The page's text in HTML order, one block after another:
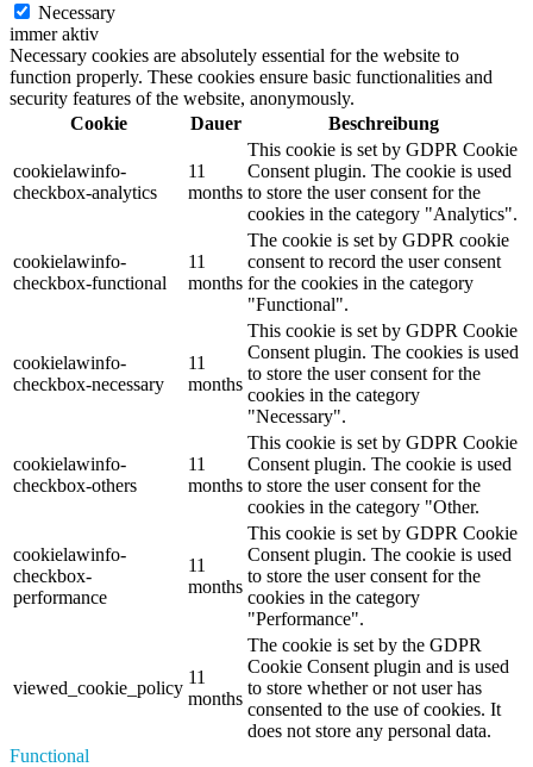
Necessary
immer aktiv
Necessary cookies are absolutely essential for the website to
function properly. These cookies ensure basic functionalities and
security features of the website, anonymously.
Cookie
Dauer Beschreibung
cookielawinfo-
checkbox-analytics
11
months
This cookie is set by GDPR Cookie
Consent plugin. The cookie is used
to store the user consent for the
cookies in the category "Analytics".
cookielawinfo-
checkbox-functional
11
months
The cookie is set by GDPR cookie
consent to record the user consent
for the cookies in the category
"Functional".
cookielawinfo-
checkbox-necessary
11
months
This cookie is set by GDPR Cookie
Consent plugin. The cookies is used
to store the user consent for the
cookies in the category
"Necessary".
cookielawinfo-
checkbox-others
11
months
This cookie is set by GDPR Cookie
Consent plugin. The cookie is used
to store the user consent for the
cookies in the category "Other.
cookielawinfo-
checkbox-
performance
11
months
This cookie is set by GDPR Cookie
Consent plugin. The cookie is used
to store the user consent for the
cookies in the category
"Performance".
viewed_cookie_policy
11
months
The cookie is set by the GDPR
Cookie Consent plugin and is used
to store whether or not user has
consented to the use of cookies. It
does not store any personal data.
Functional